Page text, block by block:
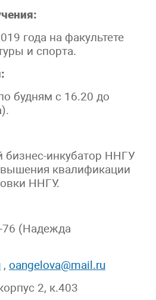
года на факультете
и спорта.
будням с 16.20 до
бизнес-инкубатор ННГУ
квалификации
ННГУ.
76 (Надежда
, oangelova@mail.ru
2, к.403